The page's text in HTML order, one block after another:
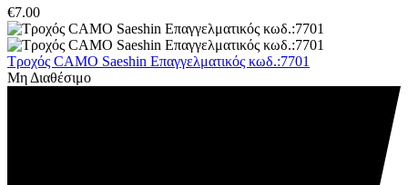
€7.00
Τροχός CAMO Saeshin Επαγγελματικός κωδ.:7701
Μη Διαθέσιμο